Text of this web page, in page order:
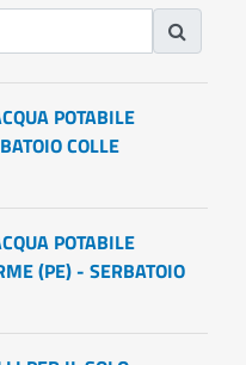
POTABILE
COLLE
POTABILE
(PE) - SERBATOIO